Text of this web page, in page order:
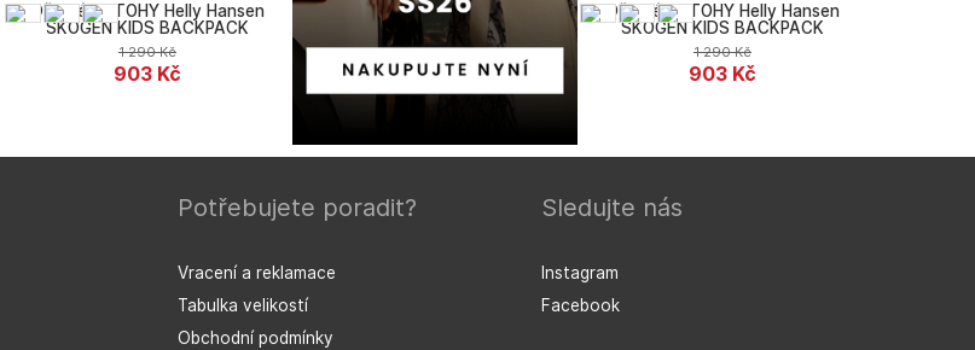
Dětské BATOHY Helly Hansen
SKOGEN KIDS BACKPACK
903 Kč
1 290Kč
Helly Hansen
Dětské BATOHY Helly Hansen
SKOGEN KIDS BACKPACK
903 Kč
1 290Kč
Potřebujete poradit?
Vracení a reklamace
Tabulka velikostí
Obchodní podmínky
Sledujte nás
Instagram
Facebook